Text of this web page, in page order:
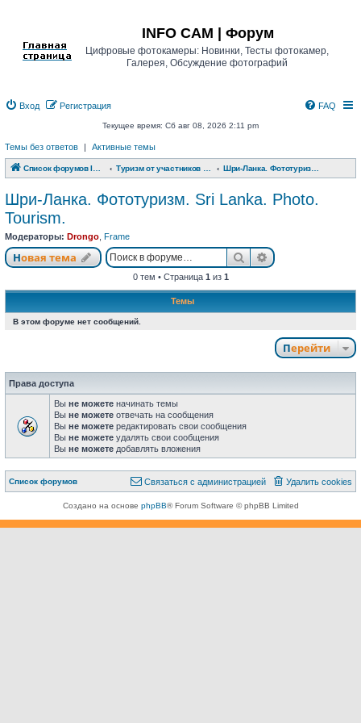
INFO CAM | Форум
Цифровые фотокамеры: Новинки, Тесты фотокамер,
Галерея, Обсуждение фотографий
Вход Регистрация FAQ
Текущее время: Сб авг 08, 2026 2:11 pm
Темы без ответов | Активные темы
Список форумов INFO CAM | Форум
Шри-Ланка. Фототуризм. Sri Lanka. Photo.
Tourism.
Модераторы: Drongo Frame
Новая тема
Новая тема ПоискРасширенный
0 тем • Страница 1 из 1
Темы
В этом форуме нет сообщений.
Перейти
Права доступа
Вы не можете начинать темы
Вы не можете отвечать на сообщения
Вы не можете редактировать свои сообщения
Вы не можете удалять свои сообщения
Вы не можете добавлять вложения
Список форумов Удалить cookies
Связаться с
Связаться с администрацией
Создано на основе phpBB® Forum Software © phpBB Limited